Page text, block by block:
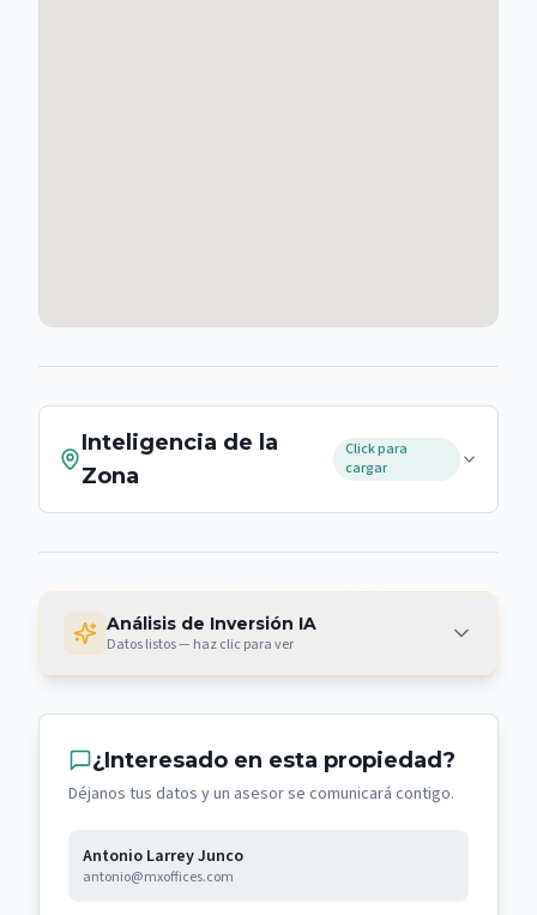
Inteligencia de la
Zona
Click para
cargar
Análisis de Inversión IA
Datos listos — haz clic para ver
¿Interesado en esta propiedad?
Déjanos tus datos y un asesor se comunicará contigo.
Antonio Larrey Junco
antonio@mxoffices.com